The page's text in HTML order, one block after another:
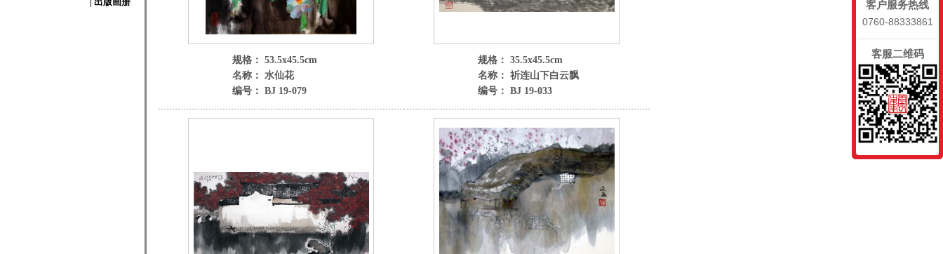
规格： 53.5x45.5cm
名称： 水仙花
编号： BJ 19-079
规格： 35.5x45.5cm
名称： 祈连山下白云飘
编号： BJ 19-033
客户服务热线
0760-88333861
客服二维码